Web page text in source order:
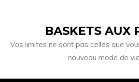
BASKETS AUX
Vos limites ne sont pas celles que
nouveau mode de